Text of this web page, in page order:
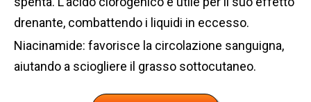
drenante, combattendo i liquidi in eccesso.
Niacinamide: favorisce la circolazione sanguigna,
aiutando a sciogliere il grasso sottocutaneo.